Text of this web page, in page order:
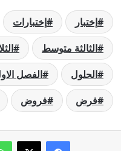
إختبار إختبارات
الثالثة متوسط
الحلول
الفصل
فرض
فروض
فيسبوك
‫X